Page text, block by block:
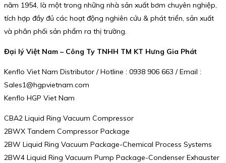
năm 1954, là một trong những nhà sản xuất bơm chuyên nghiệp,
tích hợp đầy đủ các hoạt động nghiên cứu & phát triển, sản xuất
và phân phối sản phẩm ra thị trường.
Đại lý Việt Nam – Công Ty TNHH TM KT Hưng Gia Phát
Kenflo Viet Nam Distributor / Hotline : 0938 906 663 / Email :
Sales1@hgpvietnam.com
Kenflo HGP Viet Nam
CBA2 Liquid Ring Vacuum Compressor
2BWX Tandem Compressor Package
2BW Liquid Ring Vacuum Package-Chemical Process Systems
2BW4 Liquid Ring Vacuum Pump Package-Condenser Exhauster